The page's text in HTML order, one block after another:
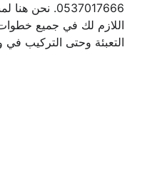
0537017666.
اللازم لك في جميع
التعبئة وحتى التركيب في